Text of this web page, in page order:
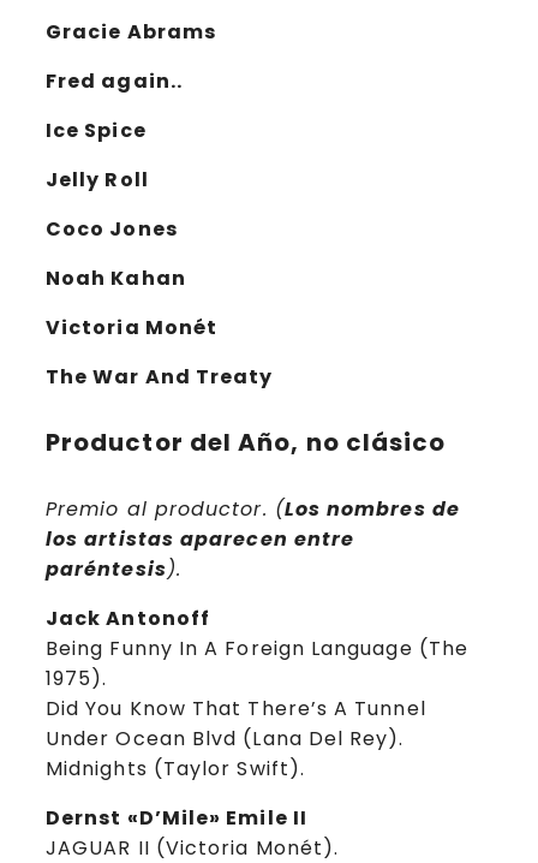
Gracie Abrams
Fred again..
Ice Spice
Jelly Roll
Coco Jones
Noah Kahan
Victoria Monét
The War And Treaty
Productor del Año, no clásico
Premio al productor. (Los nombres de
los artistas aparecen entre
paréntesis).
Jack Antonoff
Being Funny In A Foreign Language (The
1975).
Did You Know That There’s A Tunnel
Under Ocean Blvd (Lana Del Rey).
Midnights (Taylor Swift).
Dernst «D’Mile» Emile II
JAGUAR II (Victoria Monét).